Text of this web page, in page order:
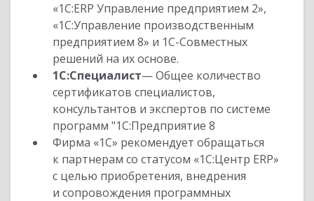
«1С:ERP Управление предприятием 2»,
«1С:Управление производственным
предприятием 8» и 1С-Совместных
решений на их основе.
1С:Специалист— Общее количество
сертификатов специалистов,
консультантов и экспертов по системе
программ "1С:Предприятие 8
Фирма «1С» рекомендует обращаться
к партнерам со статусом «1С:Центр ERP»
с целью приобретения, внедрения
и сопровождения программных